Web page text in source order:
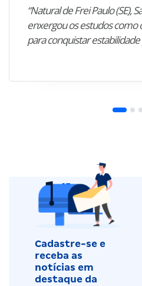
“Natural de Frei Paulo (SE),
enxergou os estudos como
para conquistar
Cadastre-se e
receba as
notícias em
destaque da